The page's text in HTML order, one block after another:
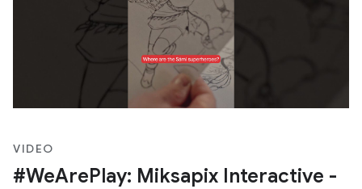
VIDEO
#WeArePlay: Miksapix Interactive -